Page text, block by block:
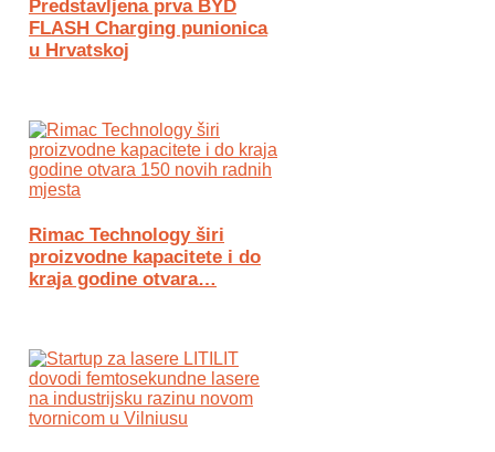
Predstavljena prva BYD
FLASH Charging punionica
u Hrvatskoj
Rimac Technology širi
proizvodne kapacitete i do
kraja godine otvara…